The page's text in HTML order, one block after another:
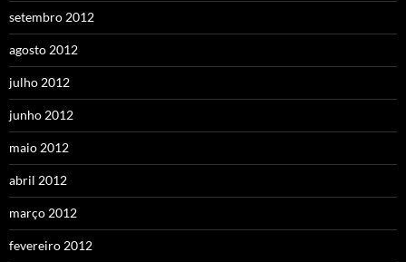
setembro 2012
agosto 2012
julho 2012
junho 2012
maio 2012
abril 2012
março 2012
fevereiro 2012